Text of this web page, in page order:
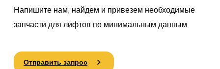
Напишите нам, найдем и привезем необходимые
запчасти для лифтов по минимальным данным
Отправить запрос